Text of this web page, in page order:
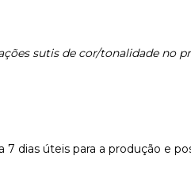
sutis de cor/tonalidade no
dias úteis para a produção e